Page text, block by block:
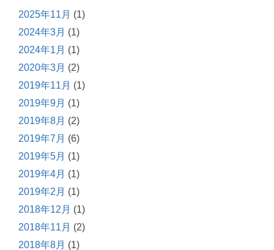
2025年11月 (1)
2024年3月 (1)
2024年1月 (1)
2020年3月 (2)
2019年11月 (1)
2019年9月 (1)
2019年8月 (2)
2019年7月 (6)
2019年5月 (1)
2019年4月 (1)
2019年2月 (1)
2018年12月 (1)
2018年11月 (2)
2018年8月 (1)